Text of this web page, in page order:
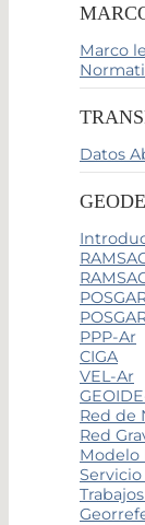
Marco
Datos
PPP-Ar
CIGA
VEL-Ar
Red de
Red
Modelo